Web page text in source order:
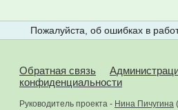
Пожалуйста, об ошибках в
Обратная связь
конфиденциальности
Руководитель проекта - Нина Пичугина (